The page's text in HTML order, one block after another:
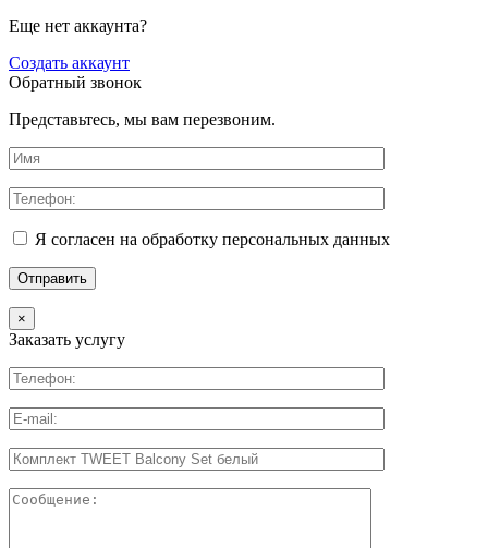
Еще нет аккаунта?
Создать аккаунт
Обратный звонок
Представьтесь, мы вам перезвоним.
Я согласен на обработку персональных данных
×
Заказать услугу